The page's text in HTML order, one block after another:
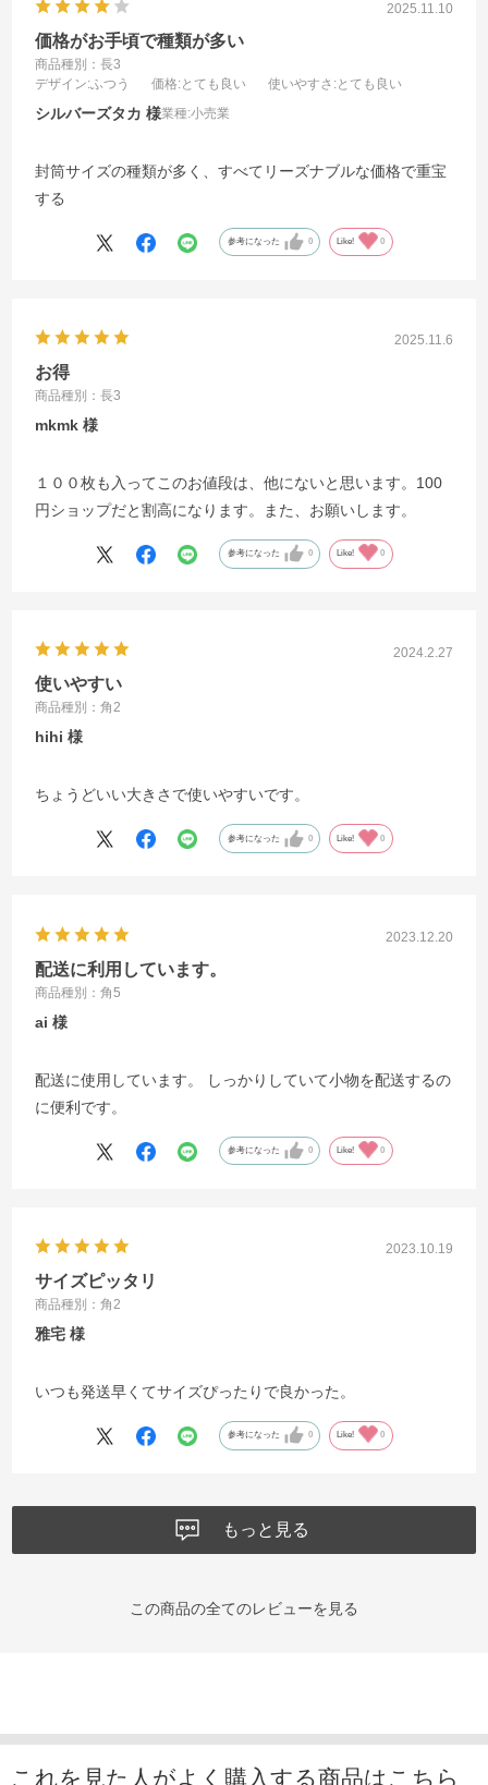
2025.11.10
価格がお手頃で種類が多い
商品種別：長3
デザイン:ふつう 価格:とても良い 使いやすさ :とても良い
シルバーズタカ 業種:小売業
封筒サイズの種類が多く、すべてリーズナブルな価格で重宝
する
参考になった 0 Like! 0
2025.11.6
お得
商品種別：長3
mkmk
１００枚も入ってこのお値段は、他にないと思います。100
円ショップだと割高になります。また、お願いします。
参考になった 0 Like! 0
2024.2.27
使いやすい
商品種別：角2
hihi
ちょうどいい大きさで使いやすいです。
参考になった 0 Like! 0
2023.12.20
配送に利用しています。
商品種別：角5
ai
配送に使用しています。 しっかりしていて小物を配送するの
に便利です。
参考になった 0 Like! 0
2023.10.19
サイズピッタリ
商品種別：角2
雅宅
いつも発送早くてサイズぴったりで良かった。
参考になった 0 Like! 0
もっと見る
この商品の全てのレビューを見る
これを見た人がよく購入する商品はこちら